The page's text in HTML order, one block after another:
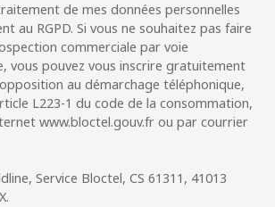
de mes données personnelles
au RGPD. Si vous ne souhaitez pas faire
commerciale par voie
vous pouvez vous inscrire gratuitement
au démarchage téléphonique,
L223-1 du code de la consommation,
www.bloctel.gouv.fr ou par courrier
Service Bloctel, CS 61311, 41013